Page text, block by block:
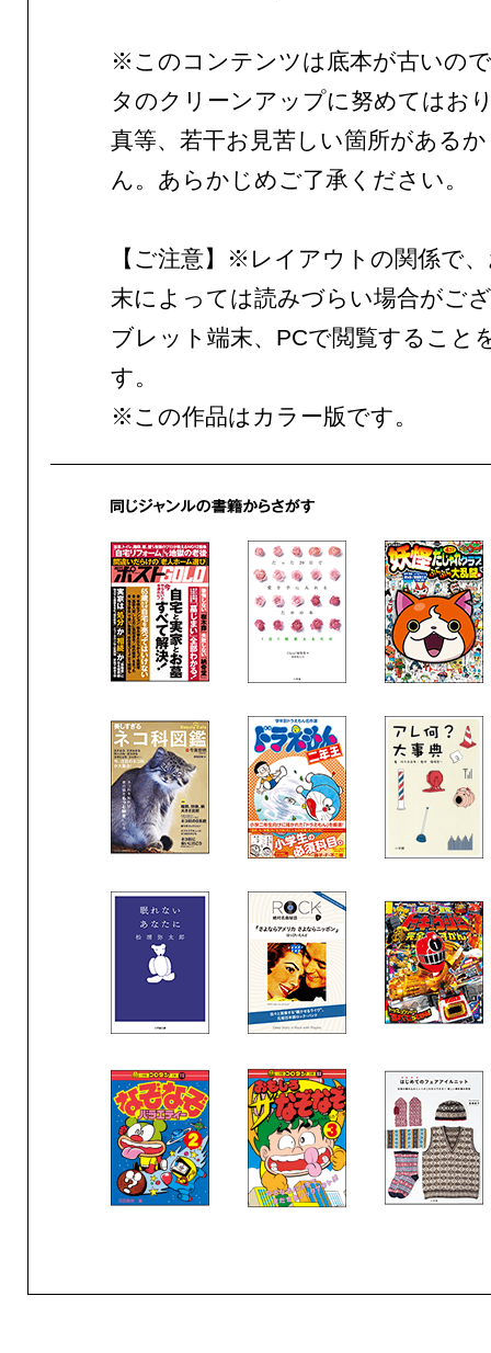
※このコンテンツは底本が古いの
タのクリーンアップに努めてはお
真等、若干お見苦しい箇所がある
ん。あらかじめご了承ください。
【ご注意】※レイアウトの関係で
末によっては読みづらい場合がご
ブレット端末、PCで閲覧すること
す。
※この作品はカラー版です。